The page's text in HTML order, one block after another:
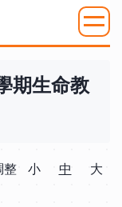
期生命教
整 小 中
大